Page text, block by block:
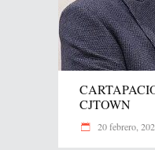
CJTOWN
20 febrero,